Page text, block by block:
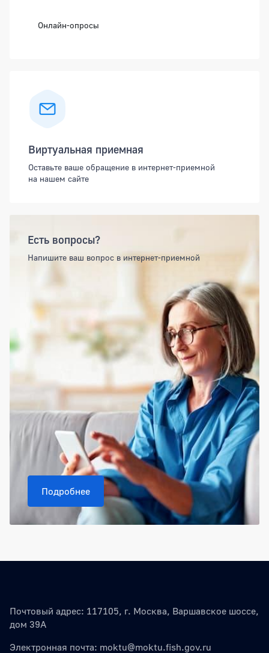
Онлайн-опросы
Виртуальная приемная
Оставьте ваше обращение в интернет-приемной
на нашем сайте
Есть вопросы?
Напишите ваш вопрос в интернет-приемной
Подробнее
Почтовый адрес: 117105, г. Москва, Варшавское шоссе,
дом 39А
Электронная почта: moktu@moktu.fish.gov.ru